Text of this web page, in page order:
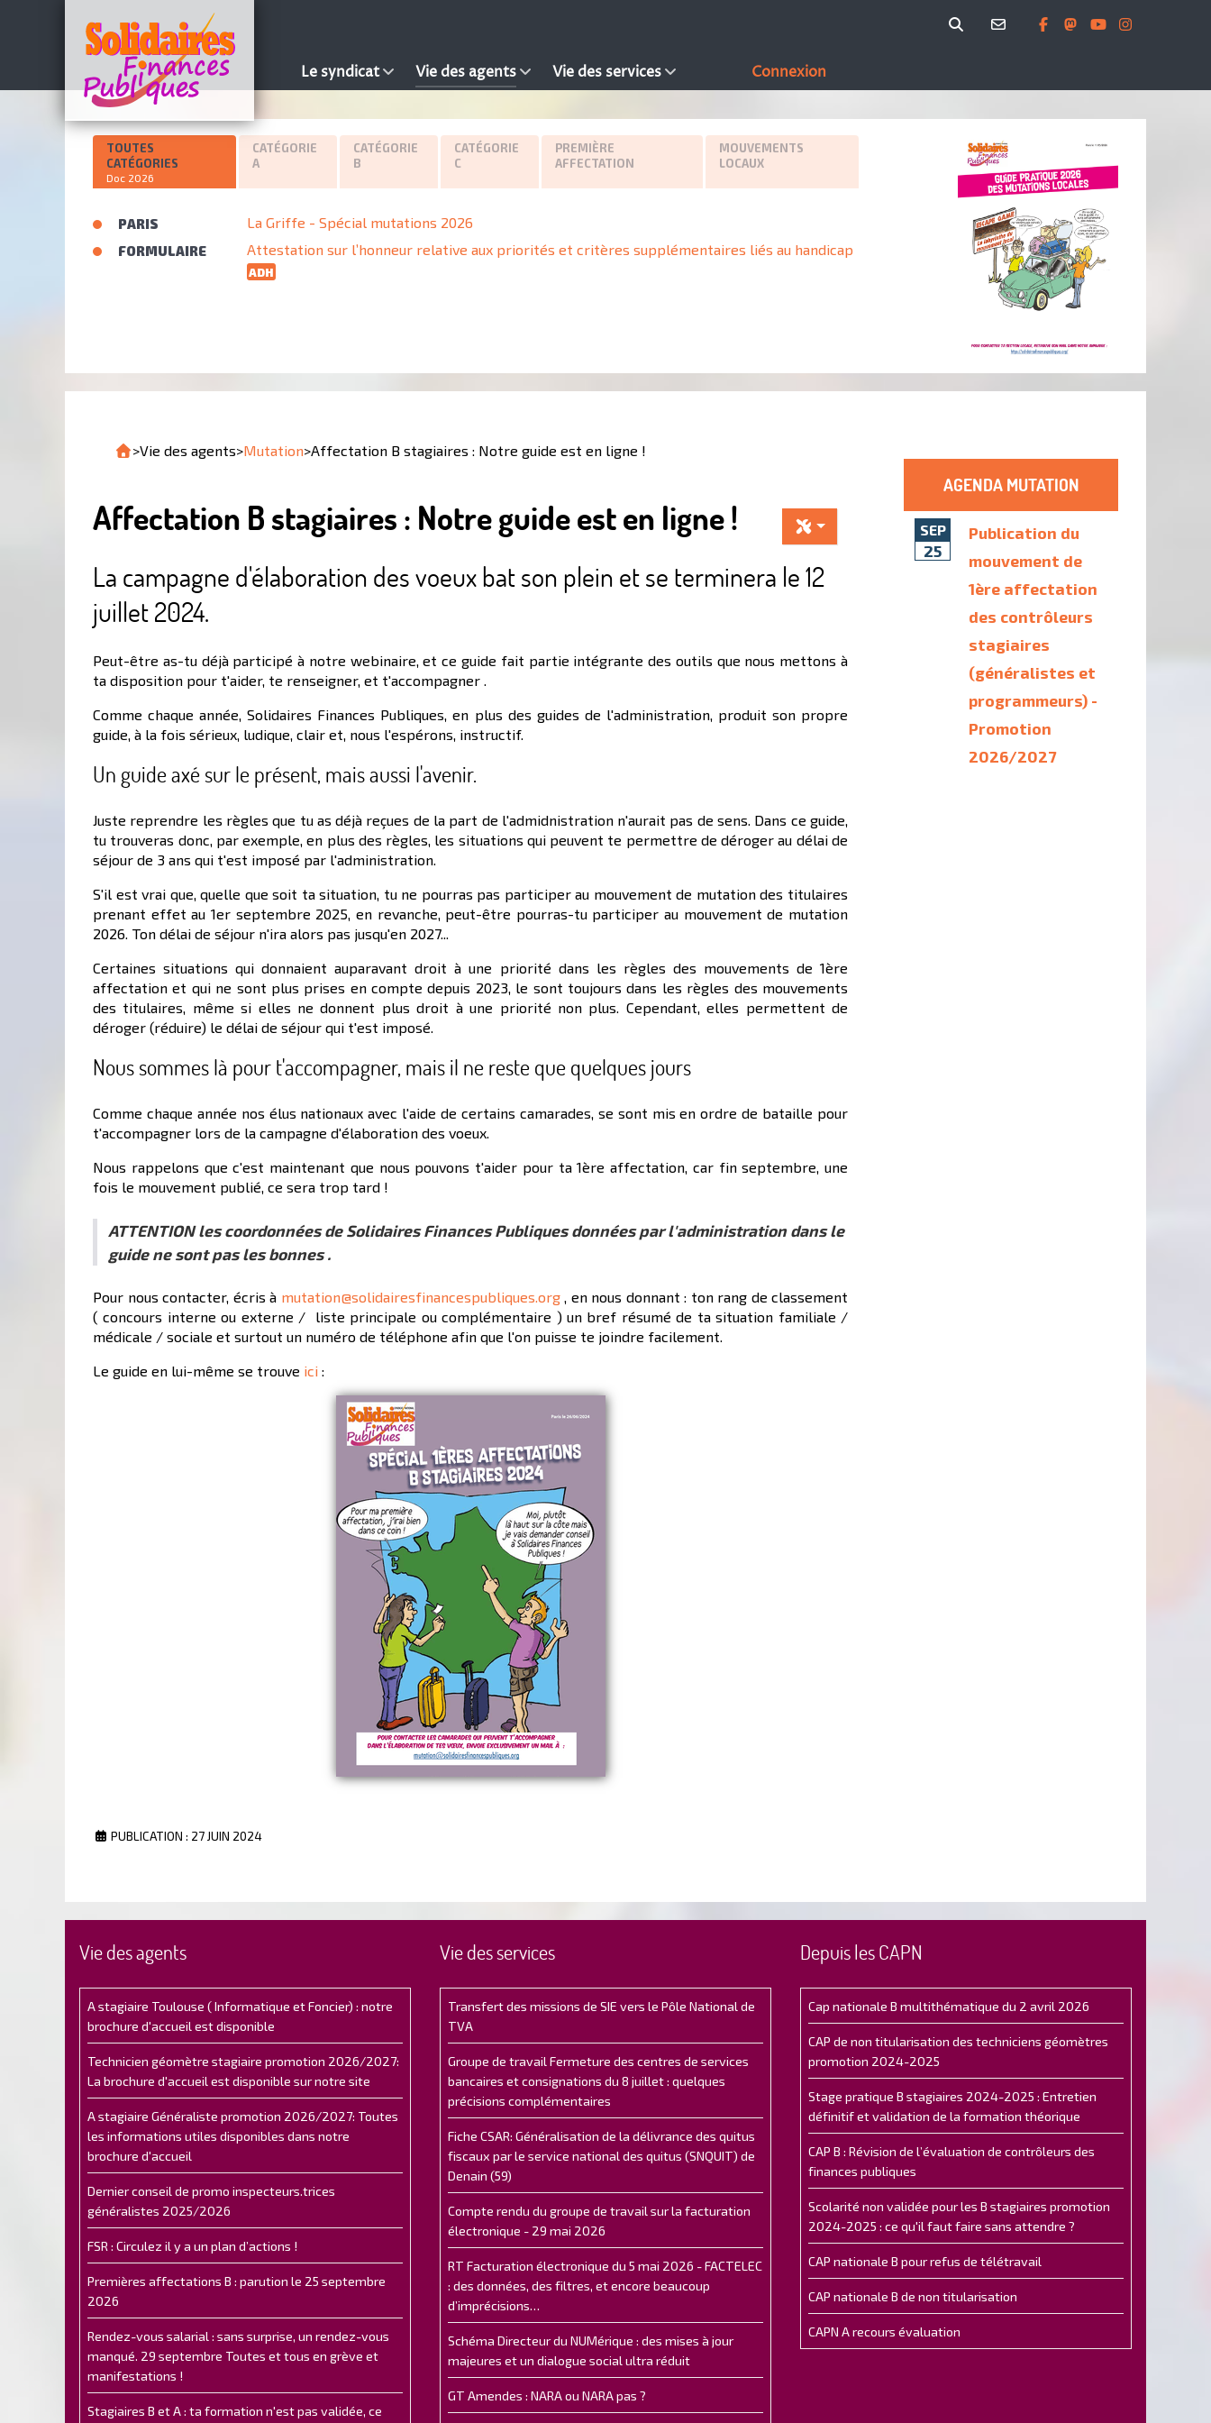
Le syndicat Vie des agents Vie des services Connexion
TOUTES
CATÉGORIES
Doc 2026
CATÉGORIE
A
CATÉGORIE
B
CATÉGORIE
C
PREMIÈRE
AFFECTATION
MOUVEMENTS
LOCAUX
PARIS La Griffe - Spécial mutations 2026
FORMULAIRE Attestation sur l’honneur relative aux priorités et critères supplémentaires liés au handicap
ADH
>Vie des agents>Mutation>Affectation B stagiaires : Notre guide est en ligne !
Affectation B stagiaires : Notre guide est en ligne !
La campagne d'élaboration des voeux bat son plein et se terminera le 12
juillet 2024.
Peut-être as-tu déjà participé à notre webinaire, et ce guide fait partie intégrante des outils que nous mettons à
ta disposition pour t'aider, te renseigner, et t'accompagner .
Comme chaque année, Solidaires Finances Publiques, en plus des guides de l'administration, produit son propre
guide, à la fois sérieux, ludique, clair et, nous l'espérons, instructif.
Un guide axé sur le présent, mais aussi l'avenir.
Juste reprendre les règles que tu as déjà reçues de la part de l'admidnistration n'aurait pas de sens. Dans ce guide,
tu trouveras donc, par exemple, en plus des règles, les situations qui peuvent te permettre de déroger au délai de
séjour de 3 ans qui t'est imposé par l'administration.
S'il est vrai que, quelle que soit ta situation, tu ne pourras pas participer au mouvement de mutation des titulaires
prenant effet au 1er septembre 2025, en revanche, peut-être pourras-tu participer au mouvement de mutation
2026. Ton délai de séjour n'ira alors pas jusqu'en 2027...
Certaines situations qui donnaient auparavant droit à une priorité dans les règles des mouvements de 1ère
affectation et qui ne sont plus prises en compte depuis 2023, le sont toujours dans les règles des mouvements
des titulaires, même si elles ne donnent plus droit à une priorité non plus. Cependant, elles permettent de
déroger (réduire) le délai de séjour qui t'est imposé.
Nous sommes là pour t'accompagner, mais il ne reste que quelques jours
Comme chaque année nos élus nationaux avec l'aide de certains camarades, se sont mis en ordre de bataille pour
t'accompagner lors de la campagne d'élaboration des voeux.
Nous rappelons que c'est maintenant que nous pouvons t'aider pour ta 1ère affectation, car fin septembre, une
fois le mouvement publié, ce sera trop tard !
ATTENTION les coordonnées de Solidaires Finances Publiques données par l'administration dans le
guide ne sont pas les bonnes .
Pour nous contacter, écris à mutation@solidairesfinancespubliques.org, en nous donnant : ton rang de classement
( concours interne ou externe / liste principale ou complémentaire ) un bref résumé de ta situation familiale /
médicale / sociale et surtout un numéro de téléphone afin que l'on puisse te joindre facilement.
Le guide en lui-même se trouve ici :
PUBLICATION : 27 JUIN 2024
AGENDA MUTATION
SEP
25
Publication du
mouvement de
1ère affectation
des contrôleurs
stagiaires
(généralistes et
programmeurs) -
Promotion
2026/2027
Vie des agents
A stagiaire Toulouse ( Informatique et Foncier) : notre
brochure d'accueil est disponible
Technicien géomètre stagiaire promotion 2026/2027:
La brochure d'accueil est disponible sur notre site
A stagiaire Généraliste promotion 2026/2027: Toutes
les informations utiles disponibles dans notre
brochure d'accueil
Dernier conseil de promo inspecteurs.trices
généralistes 2025/2026
FSR : Circulez il y a un plan d’actions !
Premières affectations B : parution le 25 septembre
2026
Rendez-vous salarial : sans surprise, un rendez-vous
manqué. 29 septembre Toutes et tous en grève et
manifestations !
Stagiaires B et A : ta formation n'est pas validée, ce
Vie des services
Transfert des missions de SIE vers le Pôle National de
TVA
Groupe de travail Fermeture des centres de services
bancaires et consignations du 8 juillet : quelques
précisions complémentaires
Fiche CSAR: Généralisation de la délivrance des quitus
fiscaux par le service national des quitus (SNQUIT) de
Denain (59)
Compte rendu du groupe de travail sur la facturation
électronique - 29 mai 2026
RT Facturation électronique du 5 mai 2026 - FACTELEC
: des données, des filtres, et encore beaucoup
d’imprécisions…
Schéma Directeur du NUMérique : des mises à jour
majeures et un dialogue social ultra réduit
GT Amendes : NARA ou NARA pas ?
Depuis les CAPN
Cap nationale B multithématique du 2 avril 2026
CAP de non titularisation des techniciens géomètres
promotion 2024-2025
Stage pratique B stagiaires 2024-2025 : Entretien
définitif et validation de la formation théorique
CAP B : Révision de l’évaluation de contrôleurs des
finances publiques
Scolarité non validée pour les B stagiaires promotion
2024-2025 : ce qu'il faut faire sans attendre ?
CAP nationale B pour refus de télétravail
CAP nationale B de non titularisation
CAPN A recours évaluation